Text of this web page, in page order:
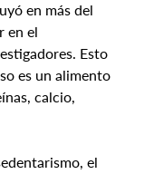
en más del
en el
Esto
es un alimento
calcio,
el